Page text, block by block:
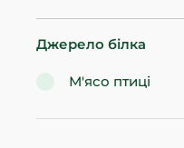
Джерело білка
М'ясо птиці